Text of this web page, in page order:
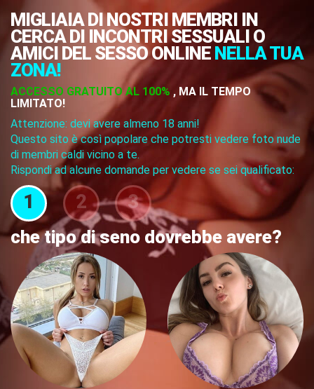
MIGLIAIA DI NOSTRI MEMBRI IN
CERCA DI INCONTRI SESSUALI O
AMICI DEL SESSO ONLINE NELLA TUA
ZONA!
ACCESSO GRATUITO AL 100% , MA IL TEMPO
LIMITATO!
Attenzione: devi avere almeno 18 anni!
Questo sito è così popolare che potresti vedere foto nude
di membri caldi vicino a te.
Rispondi ad alcune domande per vedere se sei qualificato:
1 2 3
che tipo di seno dovrebbe avere?